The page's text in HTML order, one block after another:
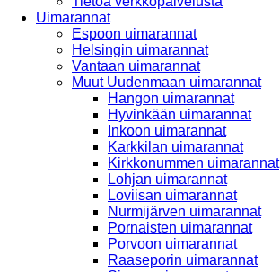
Uimarannat
Espoon uimarannat
Helsingin uimarannat
Vantaan uimarannat
Muut Uudenmaan uimarannat
Hangon uimarannat
Hyvinkään uimarannat
Inkoon uimarannat
Karkkilan uimarannat
Kirkkonummen uimarannat
Lohjan uimarannat
Loviisan uimarannat
Nurmijärven uimarannat
Pornaisten uimarannat
Porvoon uimarannat
Raaseporin uimarannat